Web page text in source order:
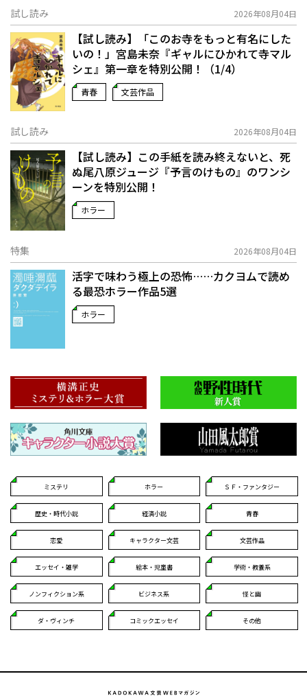
試し読み 2026年08月04日
【試し読み】「このお寺をもっと有名にした
いの！」宮島未奈『ギャルにひかれて寺マル
シェ』第一章を特別公開！（1/4）
青春 文芸作品
試し読み 2026年08月04日
【試し読み】この手紙を読み終えないと、死
ぬ――尾八原ジュージ『予言のけもの』のワンシ
ーンを特別公開！
ホラー
特集 2026年08月04日
活字で味わう極上の恐怖……カクヨムで読め
る最恐ホラー作品5選
ホラー
ミステリ ホラー ＳＦ・ファンタジー
歴史・時代小説 経済小説 青春
恋愛 キャラクター文芸 文芸作品
エッセイ・雑学 絵本・児童書 学術・教養系
ノンフィクション系 ビジネス系 怪と幽
ダ・ヴィンチ コミックエッセイ その他